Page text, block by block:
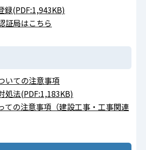
録(PDF:1,943KB)
証局はこちら
いての注意事項
処法(PDF:1,183KB)
ての注意事項（建設工事・工事関連